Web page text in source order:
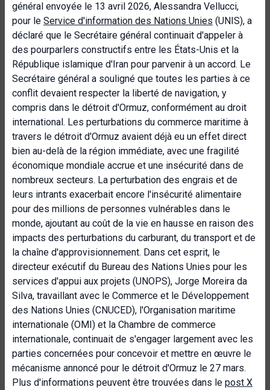
général envoyée le 13 avril 2026, Alessandra Vellucci,
pour le Service d'information des Nations Unies (UNIS), a
déclaré que le Secrétaire général continuait d'appeler à
des pourparlers constructifs entre les États-Unis et la
République islamique d'Iran pour parvenir à un accord. Le
Secrétaire général a souligné que toutes les parties à ce
conflit devaient respecter la liberté de navigation, y
compris dans le détroit d'Ormuz, conformément au droit
international. Les perturbations du commerce maritime à
travers le détroit d'Ormuz avaient déjà eu un effet direct
bien au-delà de la région immédiate, avec une fragilité
économique mondiale accrue et une insécurité dans de
nombreux secteurs. La perturbation des engrais et de
leurs intrants exacerbait encore l'insécurité alimentaire
pour des millions de personnes vulnérables dans le
monde, ajoutant au coût de la vie en hausse en raison des
impacts des perturbations du carburant, du transport et de
la chaîne d'approvisionnement. Dans cet esprit, le
directeur exécutif du Bureau des Nations Unies pour les
services d'appui aux projets (UNOPS), Jorge Moreira da
Silva, travaillant avec le Commerce et le Développement
des Nations Unies (CNUCED), l'Organisation maritime
internationale (OMI) et la Chambre de commerce
internationale, continuait de s'engager largement avec les
parties concernées pour concevoir et mettre en œuvre le
mécanisme annoncé pour le détroit d'Ormuz le 27 mars.
Plus d'informations peuvent être trouvées dans le post X